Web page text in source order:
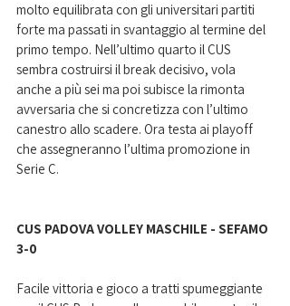
molto equilibrata con gli universitari partiti
forte ma passati in svantaggio al termine del
primo tempo. Nell’ultimo quarto il CUS
sembra costruirsi il break decisivo, vola
anche a più sei ma poi subisce la rimonta
avversaria che si concretizza con l’ultimo
canestro allo scadere. Ora testa ai playoff
che assegneranno l’ultima promozione in
Serie C.
CUS PADOVA VOLLEY MASCHILE - SEFAMO
3-0
Facile vittoria e gioco a tratti spumeggiante